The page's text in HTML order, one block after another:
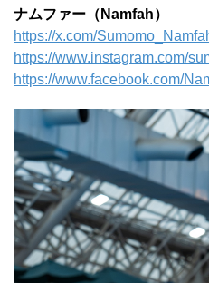
ナムファー（Namfah）
https://x.com/
https://www.instagram.com/
https://www.facebook.com/